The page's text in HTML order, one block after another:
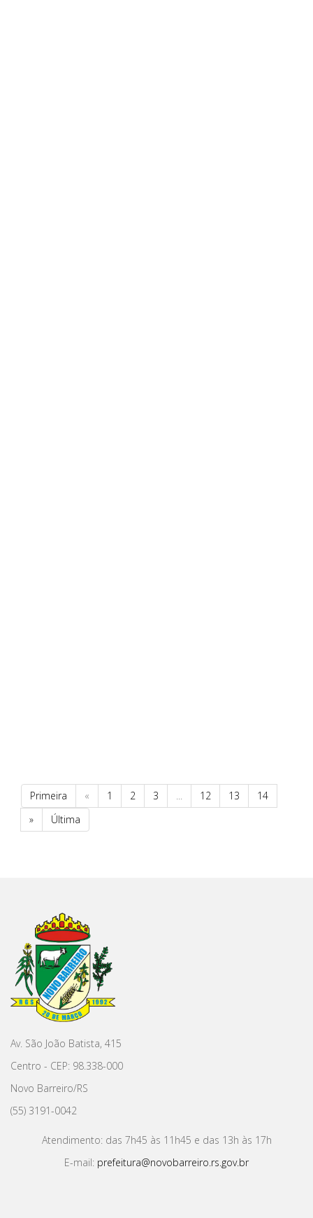
Primeira « 1 2 3 12 13
14
»
Última
Av. São João Batista, 415
Centro - CEP: 98.338-000
Novo Barreiro/RS
(55) 3191-0042
Atendimento: das 7h45 às 11h45 e das 13h às 17h
E-mail: prefeitura@novobarreiro.rs.gov.br